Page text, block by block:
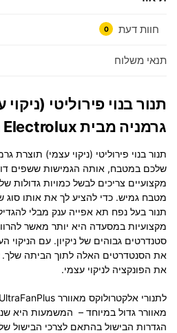
חוות דעת 0
תנאי משלוח
תנור בנוי פירוליטי
גרמניה מבית Electrolux דגם KOFDP46BK
תנור בנוי פירוליטי (ניקוי עצמי)
שלכם במטבח, אותה הגמישות ששפים
מקצועיים צריכים לבשל כמויות גדולות
מטבח גמיש. כדי להציע לך את אותו סוג
תנור בעל נפח תא אפייה ענק מבלי
מקצועיות במסעדה היא יותר מאשר
את הסנטדרטים האלה לתוך הביתה שלך.
את הפונקציה לניקוי עצמי.
לתנורי אלקטרולוקס מאוורר UltraFanPlus
מאוורר גדול במיוחד – המשמעות היא
הגדרות הבישול בהתאם לצרכי הבישול